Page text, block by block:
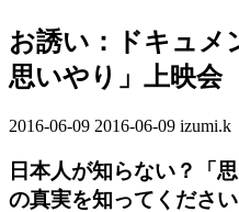
お誘い：ドキュメ
思いやり」上映会
2016-06-09 最
更
新
2016-06-09 izumi.k
日本人が知らない？「
の真実を知ってください